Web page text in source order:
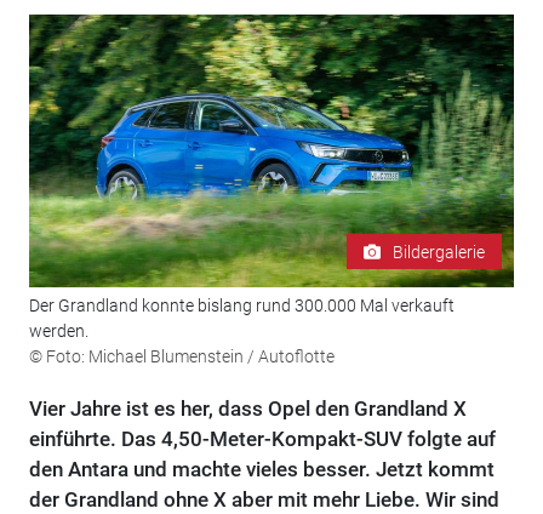
Bildergalerie
Der Grandland konnte bislang rund 300.000 Mal verkauft
werden.
© Foto: Michael Blumenstein / Autoflotte
Vier Jahre ist es her, dass Opel den Grandland X
einführte. Das 4,50-Meter-Kompakt-SUV folgte auf
den Antara und machte vieles besser. Jetzt kommt
der Grandland ohne X aber mit mehr Liebe. Wir sind